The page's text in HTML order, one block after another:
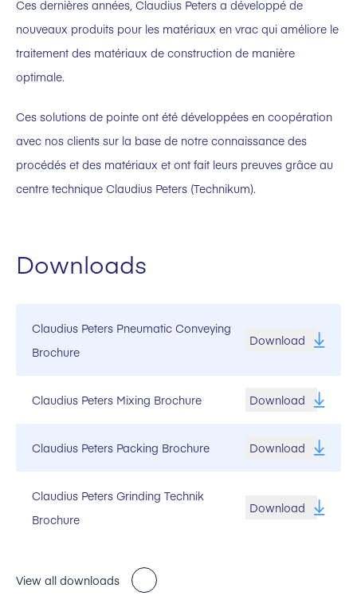
Ces dernières années, Claudius Peters a développé de
nouveaux produits pour les matériaux en vrac qui améliore le
traitement des matériaux de construction de manière
optimale.
Ces solutions de pointe ont été développées en coopération
avec nos clients sur la base de notre connaissance des
procédés et des matériaux et ont fait leurs preuves grâce au
centre technique Claudius Peters (Technikum).
Downloads
Claudius Peters Pneumatic Conveying
Brochure
Download
Claudius Peters Mixing Brochure Download
Claudius Peters Packing Brochure Download
Claudius Peters Grinding Technik
Brochure
Download
View all downloads